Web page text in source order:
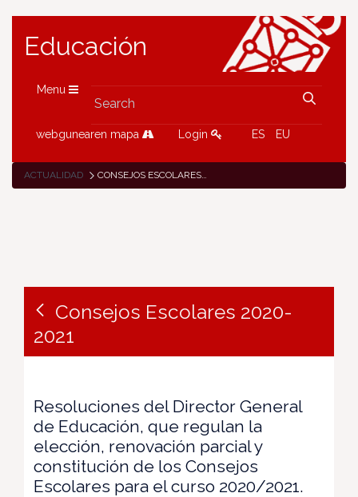
Educación
Menu
webgunearen mapa Login ES EU
ACTUALIDAD CONSEJOS ESCOLARES 2020-2021
Consejos Escolares 2020-
2021
Resoluciones del Director General
de Educación, que regulan la
elección, renovación parcial y
constitución de los Consejos
Escolares para el curso 2020/2021.